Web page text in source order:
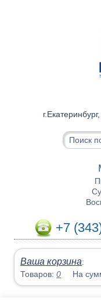
+7
Ваша корзина:
Товаров:0 На